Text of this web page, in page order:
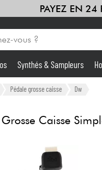
PAYEZ EN 24
Amplis
Home
Synthés & Sampleurs
Pédale grosse caisse Dw
Caisse